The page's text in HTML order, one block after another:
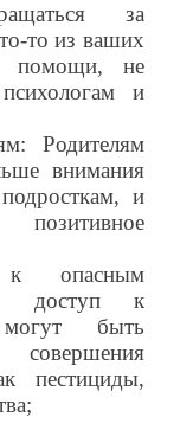
за
то из ваших
помощи, не
и
Родителям
внимания
и
к опасным
доступ к
быть
пестициды,